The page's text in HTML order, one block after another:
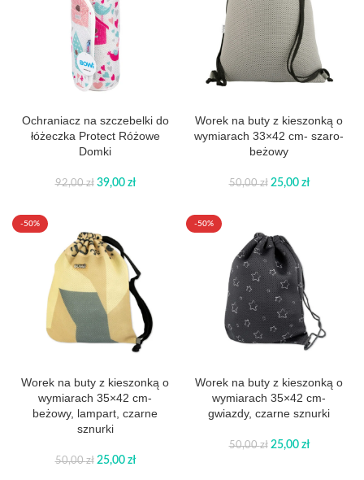
Ochraniacz na szczebelki do
łóżeczka Protect Różowe
Domki
92,00zł 39,00 zł
Worek na buty z kieszonką o
wymiarach 33×42 cm- szaro-
beżowy
50,00zł 25,00 zł
-50%
Worek na buty z kieszonką o
wymiarach 35×42 cm-
beżowy, lampart, czarne
sznurki
50,00zł 25,00 zł
-50%
Worek na buty z kieszonką o
wymiarach 35×42 cm-
gwiazdy, czarne sznurki
50,00zł 25,00 zł